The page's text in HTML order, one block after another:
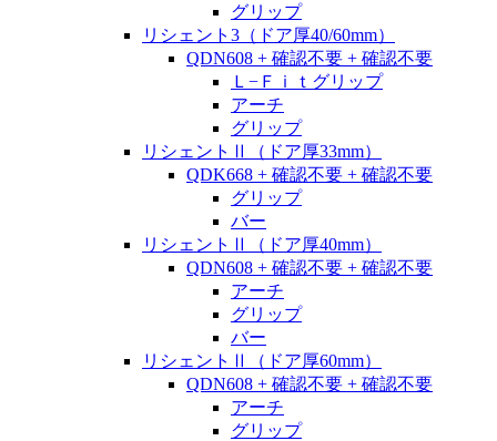
グリップ
リシェント3（ドア厚40/60mm）
QDN608 + 確認不要 + 確認不要
Ｌ−Ｆｉｔグリップ
アーチ
グリップ
リシェントⅡ（ドア厚33mm）
QDK668 + 確認不要 + 確認不要
グリップ
バー
リシェントⅡ（ドア厚40mm）
QDN608 + 確認不要 + 確認不要
アーチ
グリップ
バー
リシェントⅡ（ドア厚60mm）
QDN608 + 確認不要 + 確認不要
アーチ
グリップ